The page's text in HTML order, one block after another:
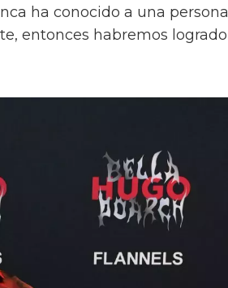
ha conocido a una persona
entonces habremos logrado